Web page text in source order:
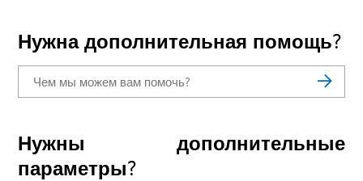
Нужна дополнительная помощь?
Нужны дополнительные
параметры?